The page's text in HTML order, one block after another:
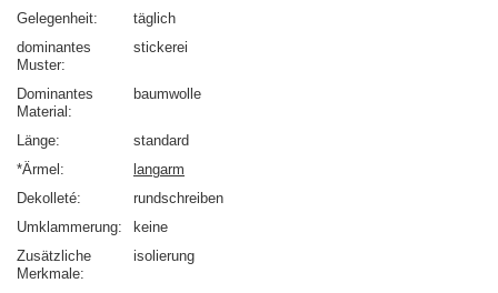
Gelegenheit
täglich
dominantes
Muster
stickerei
Dominantes
Material
baumwolle
Länge
standard
*Ärmel
langarm
Dekolleté
rundschreiben
Umklammerung
keine
Zusätzliche
Merkmale
isolierung